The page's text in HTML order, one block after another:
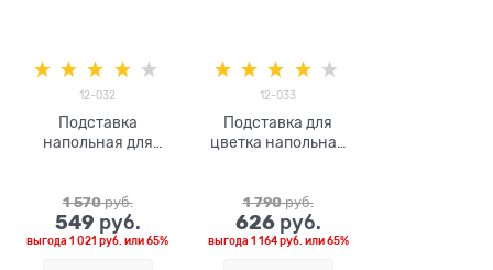
12-032
Подставка
напольная для
1 570 руб.
549 руб.
выгода1 021 руб. или65%
12-033
Подставка для
цветка напольная
дерево
1 790 руб.
626 руб.
выгода 1 164 руб. или65%